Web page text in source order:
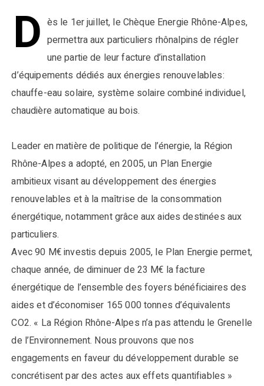
D ès le 1er juillet, le Chèque Energie Rhône-Alpes,
permettra aux particuliers rhônalpins de régler
une partie de leur facture d’installation
d’équipements dédiés aux énergies renouvelables:
chauffe-eau solaire, système solaire combiné individuel,
chaudière automatique au bois.
Leader en matière de politique de l’énergie, la Région
Rhône-Alpes a adopté, en 2005, un Plan Energie
ambitieux visant au développement des énergies
renouvelables et à la maîtrise de la consommation
énergétique, notamment grâce aux aides destinées aux
particuliers.
Avec 90 M€ investis depuis 2005, le Plan Energie permet,
chaque année, de diminuer de 23 M€ la facture
énergétique de l’ensemble des foyers bénéficiaires des
aides et d’économiser 165 000 tonnes d’équivalents
CO2. « La Région Rhône-Alpes n’a pas attendu le Grenelle
de l’Environnement. Nous prouvons que nos
engagements en faveur du développement durable se
concrétisent par des actes aux effets quantifiables »